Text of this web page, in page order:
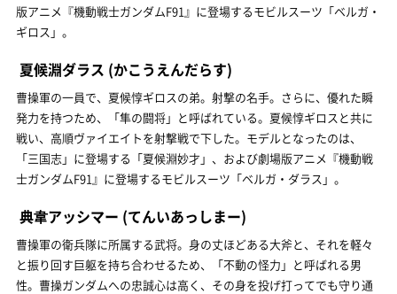
版アニメ『機動戦士ガンダムF91』に登場するモビルスーツ「ベルガ・
ギロス」。
夏候淵ダラス (かこうえんだらす)
曹操軍の一員で、夏候惇ギロスの弟。射撃の名手。さらに、優れた瞬
発力を持つため、「隼の闘将」と呼ばれている。夏候惇ギロスと共に
戦い、高順ヴァイエイトを射撃戦で下した。モデルとなったのは、
「三国志」に登場する「夏候淵妙才」、および劇場版アニメ『機動戦
士ガンダムF91』に登場するモビルスーツ「ベルガ・ダラス」。
典韋アッシマー (てんいあっしまー)
曹操軍の衛兵隊に所属する武将。身の丈ほどある大斧と、それを軽々
と振り回す巨躯を持ち合わせるため、「不動の怪力」と呼ばれる男
性。曹操ガンダムへの忠誠心は高く、その身を投げ打ってでも守り通